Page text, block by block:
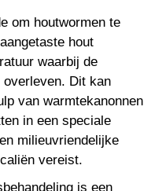
om houtwormen te
hout
waarbij de
overleven. Dit kan
van warmtekanonnen
in een speciale
milieuvriendelijke
vereist.
is een